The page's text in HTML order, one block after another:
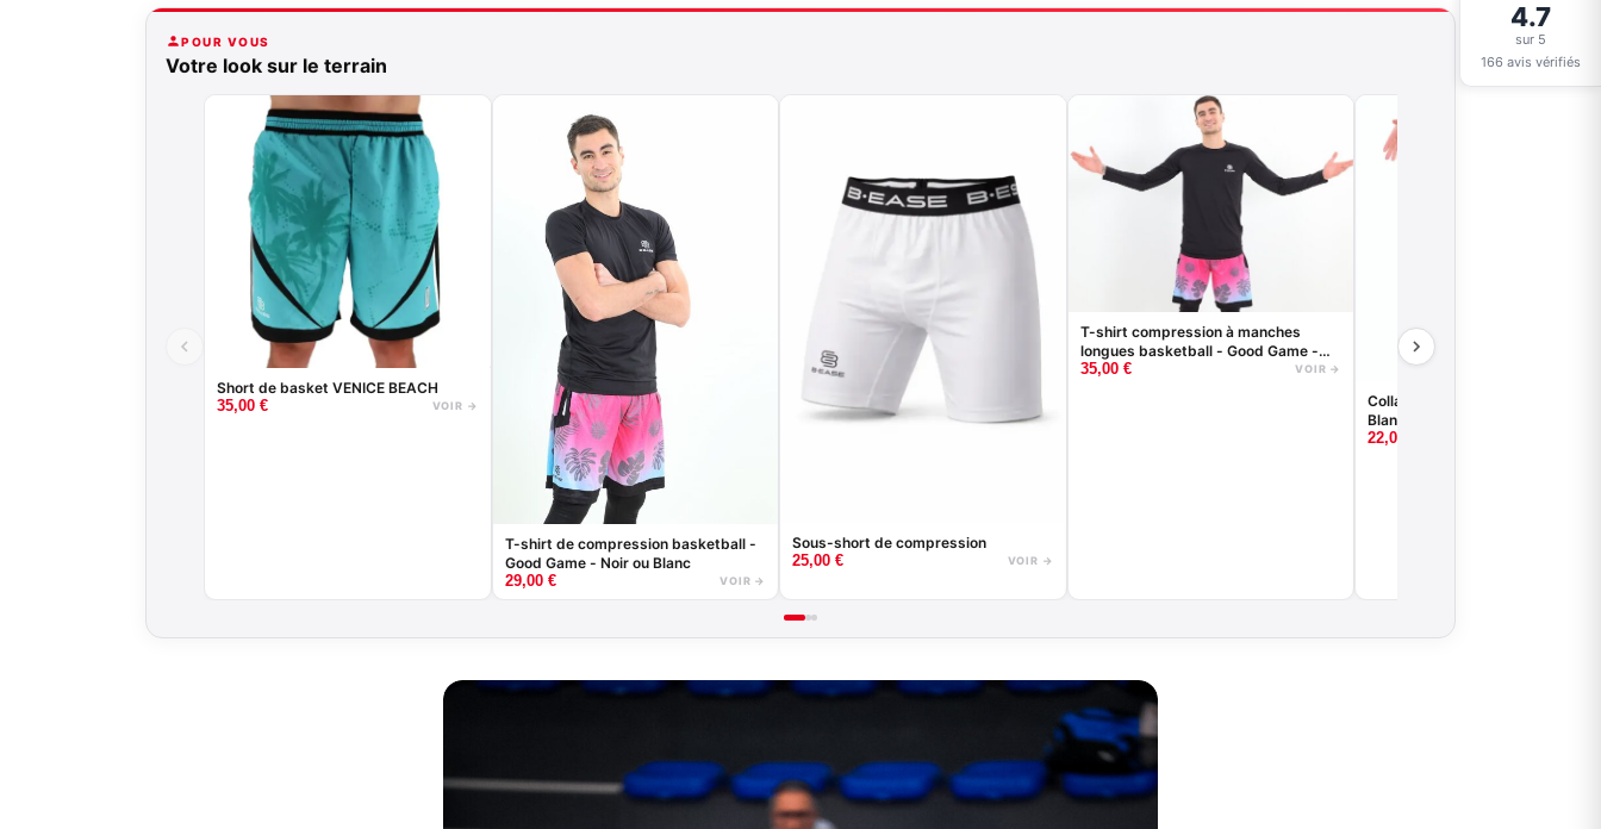
POUR VOUS
Votre look sur le terrain
Short de basket VENICE BEACH
35,00 € VOIR →
T-shirt de compression basketball -
Good Game - Noir ou Blanc
29,00 € VOIR →
Sous-short de compression
25,00 € VOIR →
T-shirt compression à manches
longues basketball - Good Game -
Noir ou Blanc
35,00 € VOIR →
Collant 3/4 - Good Game - Noir
Blanc - BASKETBALL
22,00
4.7
sur 5
166 avis vérifiés